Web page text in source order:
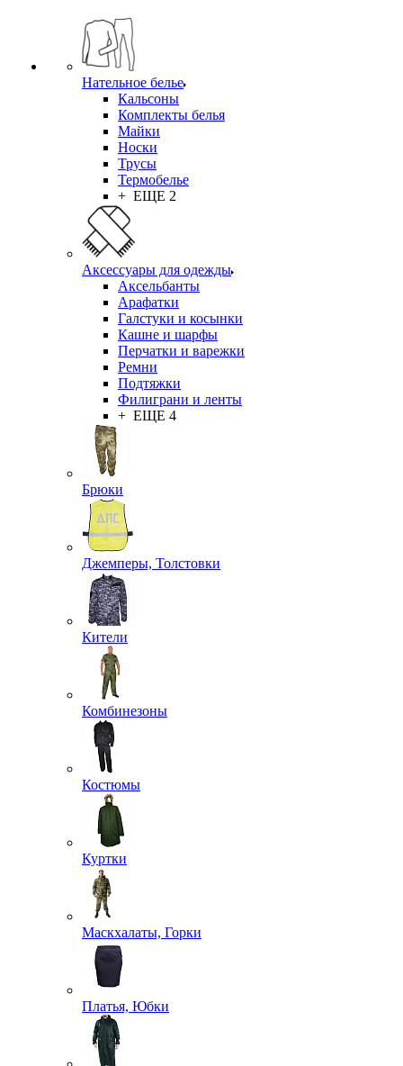
Нательное белье
Кальсоны
Комплекты белья
Майки
Носки
Трусы
Термобелье
+ ЕЩЕ 2
Аксессуары для одежды
Аксельбанты
Арафатки
Галстуки и косынки
Кашне и шарфы
Перчатки и варежки
Ремни
Подтяжки
Филиграни и ленты
+ ЕЩЕ 4
Брюки
Джемперы, Толстовки
Кители
Комбинезоны
Костюмы
Куртки
Маскхалаты, Горки
Платья, Юбки